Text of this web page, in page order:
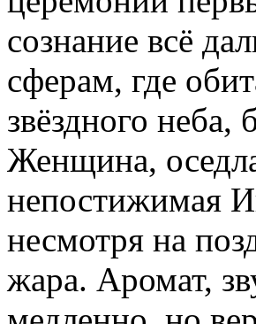
сознание всё
сферам, где
звёздного неба,
Женщина,
непостижимая
несмотря на
жара. Аромат,